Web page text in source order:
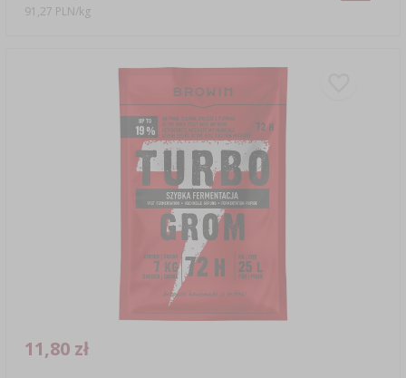
91,27 PLN/kg
11,80 zł